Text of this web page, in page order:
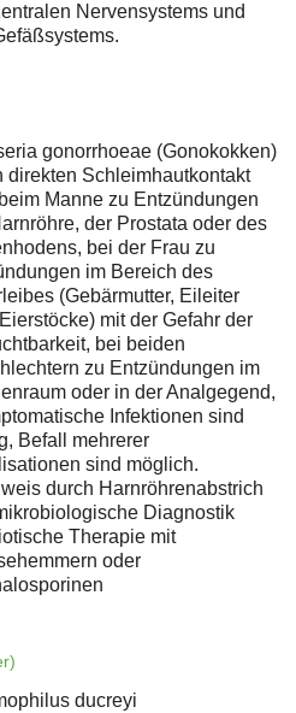
Nervensystems und
gonorrhoeae (Gonokokken)
direkten Schleimhautkontakt
Manne zu Entzündungen
der Prostata oder des
bei der Frau zu
im Bereich des
(Gebärmutter, Eileiter
mit der Gefahr der
bei beiden
zu Entzündungen im
oder in der Analgegend,
Infektionen sind
Befall mehrerer
sind möglich.
durch Harnröhrenabstrich
Diagnostik
Therapie mit
oder
ducreyi